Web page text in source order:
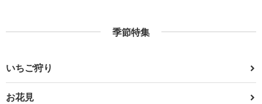
季節特集
いちご狩り
お花見